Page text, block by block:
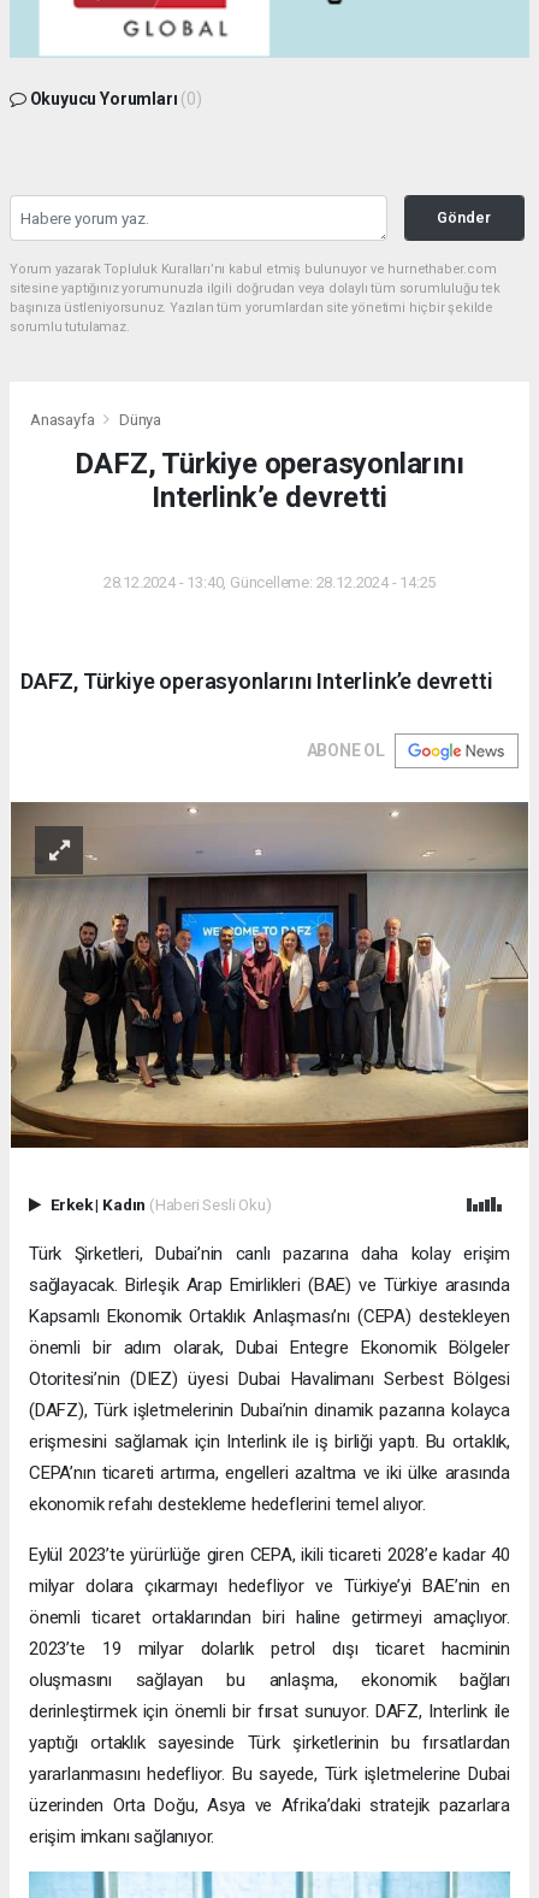
Okuyucu Yorumları (0)
Gönder
Yorum yazarak Topluluk Kuralları’nı kabul etmiş bulunuyor ve hurnethaber.com
sitesine yaptığınız yorumunuzla ilgili doğrudan veya dolaylı tüm sorumluluğu tek
başınıza üstleniyorsunuz. Yazılan tüm yorumlardan site yönetimi hiçbir şekilde
sorumlu tutulamaz.
Anasayfa Dünya
DAFZ, Türkiye operasyonlarını
Interlink’e devretti
28.12.2024 - 13:40, Güncelleme: 28.12.2024 - 14:25
DAFZ, Türkiye operasyonlarını Interlink’e devretti
ABONE OL
Erkek| Kadın (Haberi Sesli Oku)
Türk Şirketleri, Dubai’nin canlı pazarına daha kolay erişim
sağlayacak. Birleşik Arap Emirlikleri (BAE) ve Türkiye arasında
Kapsamlı Ekonomik Ortaklık Anlaşması’nı (CEPA) destekleyen
önemli bir adım olarak, Dubai Entegre Ekonomik Bölgeler
Otoritesi’nin (DIEZ) üyesi Dubai Havalimanı Serbest Bölgesi
(DAFZ), Türk işletmelerinin Dubai’nin dinamik pazarına kolayca
erişmesini sağlamak için Interlink ile iş birliği yaptı. Bu ortaklık,
CEPA’nın ticareti artırma, engelleri azaltma ve iki ülke arasında
ekonomik refahı destekleme hedeflerini temel alıyor.
Eylül 2023’te yürürlüğe giren CEPA, ikili ticareti 2028’e kadar 40
milyar dolara çıkarmayı hedefliyor ve Türkiye’yi BAE’nin en
önemli ticaret ortaklarından biri haline getirmeyi amaçlıyor.
2023’te 19 milyar dolarlık petrol dışı ticaret hacminin
oluşmasını sağlayan bu anlaşma, ekonomik bağları
derinleştirmek için önemli bir fırsat sunuyor. DAFZ, Interlink ile
yaptığı ortaklık sayesinde Türk şirketlerinin bu fırsatlardan
yararlanmasını hedefliyor. Bu sayede, Türk işletmelerine Dubai
üzerinden Orta Doğu, Asya ve Afrika’daki stratejik pazarlara
erişim imkanı sağlanıyor.